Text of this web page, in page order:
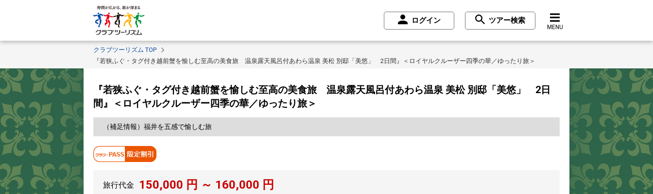
ログイン ツアー検索
MENU
クラブツーリズム TOP
『若狭ふぐ・タグ付き越前蟹を愉しむ至高の美食旅 温泉露天風呂付あわら温泉 美松 別邸「美悠」 2日間』＜ロイヤルクルーザー四季の華／ゆったり旅＞
『若狭ふぐ・タグ付き越前蟹を愉しむ至高の美食旅 温泉露天風呂付あわら温泉 美松 別邸「美悠」 2日
間』＜ロイヤルクルーザー四季の華／ゆったり旅＞
（補足情報）福井を五感で愉しむ旅
旅行代金 150,000 円 ～ 160,000 円